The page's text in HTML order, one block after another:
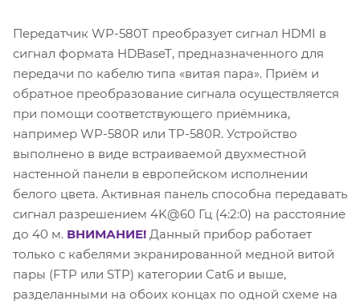
Передатчик WP-580T преобразует сигнал HDMI в
сигнал формата HDBaseT, предназначенного для
передачи по кабелю типа «витая пара». Приём и
обратное преобразование сигнала осуществляется
при помощи соответствующего приёмника,
например WP-580R или TP-580R. Устройство
выполнено в виде встраиваемой двухместной
настенной панели в европейском исполнении
белого цвета. Активная панель способна передавать
сигнал разрешением 4K@60 Гц (4:2:0) на расстояние
до 40 м. ВНИМАНИЕ! Данный прибор работает
только с кабелями экранированной медной витой
пары (FTP или STP) категории Cat6 и выше,
разделанными на обоих концах по одной схеме на